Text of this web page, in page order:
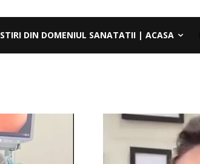
STIRI DIN DOMENIUL SANATATII | ACASA